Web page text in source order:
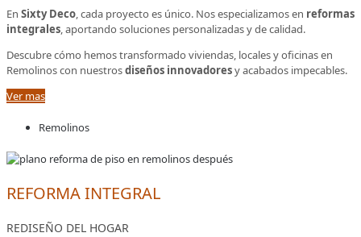
En Sixty Deco, cada proyecto es único. Nos especializamos en reformas
integrales, aportando soluciones personalizadas y de calidad.
Descubre cómo hemos transformado viviendas, locales y oficinas en
Remolinos con nuestrosdiseños innovadoresy acabados impecables.
Ver mas
Remolinos
REFORMA INTEGRAL
REDISEÑO DEL HOGAR